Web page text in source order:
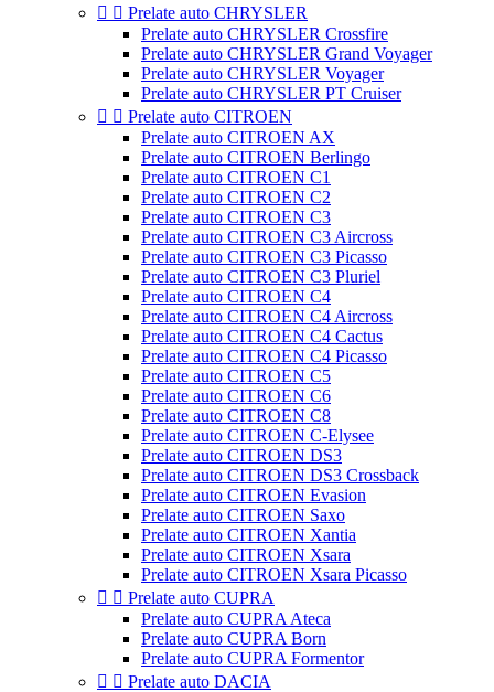
  Prelate auto CHRYSLER
Prelate auto CHRYSLER Crossfire
Prelate auto CHRYSLER Grand Voyager
Prelate auto CHRYSLER Voyager
Prelate auto CHRYSLER PT Cruiser
  Prelate auto CITROEN
Prelate auto CITROEN AX
Prelate auto CITROEN Berlingo
Prelate auto CITROEN C1
Prelate auto CITROEN C2
Prelate auto CITROEN C3
Prelate auto CITROEN C3 Aircross
Prelate auto CITROEN C3 Picasso
Prelate auto CITROEN C3 Pluriel
Prelate auto CITROEN C4
Prelate auto CITROEN C4 Aircross
Prelate auto CITROEN C4 Cactus
Prelate auto CITROEN C4 Picasso
Prelate auto CITROEN C5
Prelate auto CITROEN C6
Prelate auto CITROEN C8
Prelate auto CITROEN C-Elysee
Prelate auto CITROEN DS3
Prelate auto CITROEN DS3 Crossback
Prelate auto CITROEN Evasion
Prelate auto CITROEN Saxo
Prelate auto CITROEN Xantia
Prelate auto CITROEN Xsara
Prelate auto CITROEN Xsara Picasso
  Prelate auto CUPRA
Prelate auto CUPRA Ateca
Prelate auto CUPRA Born
Prelate auto CUPRA Formentor
  Prelate auto DACIA